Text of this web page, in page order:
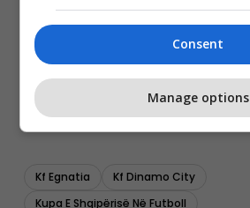
Kf Egnatia
Kf Dinamo City
Kupa E Shqipërisë Në Futboll
Consent
Manage options